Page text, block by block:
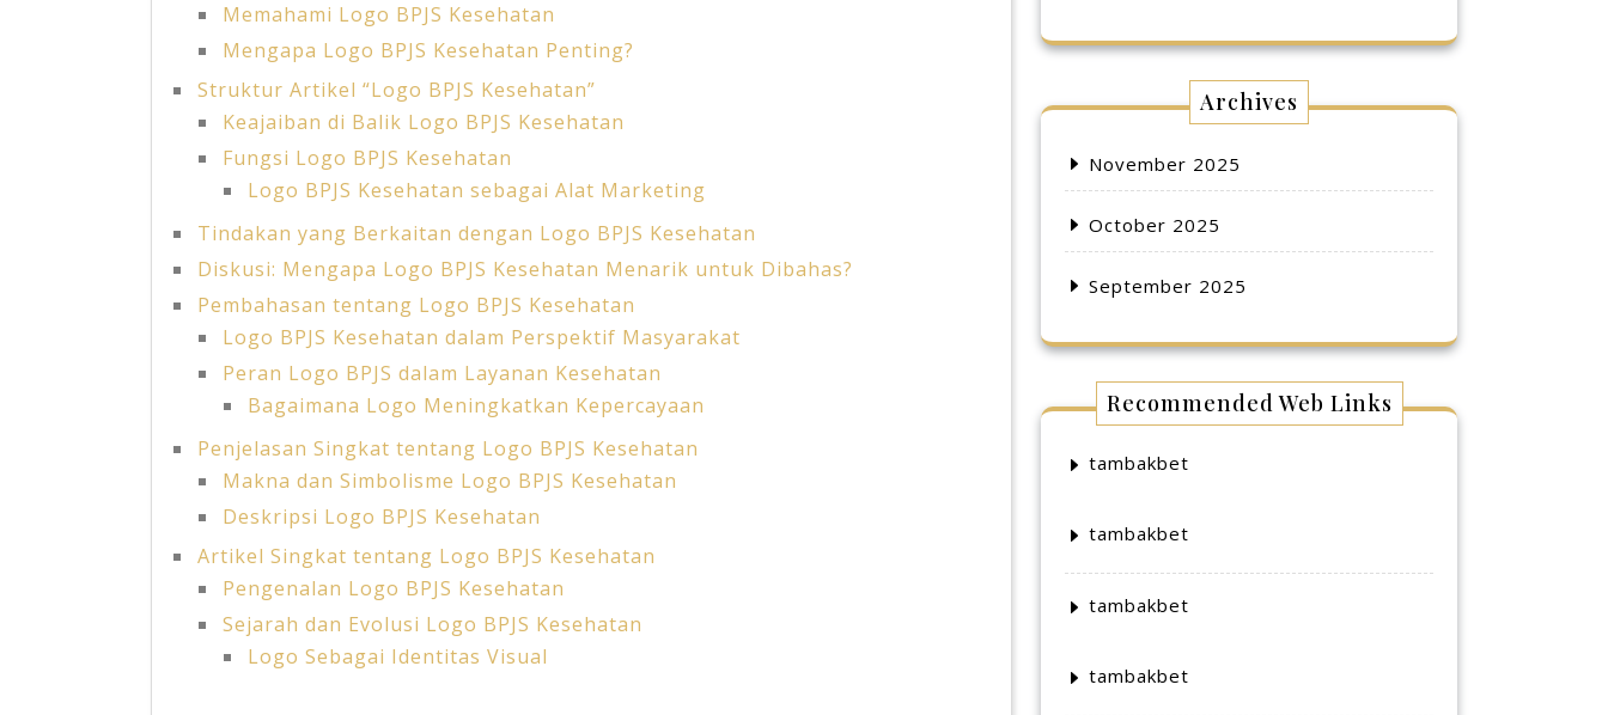
Memahami Logo BPJS Kesehatan
Mengapa Logo BPJS Kesehatan Penting?
Struktur Artikel “Logo BPJS Kesehatan”
Keajaiban di Balik Logo BPJS Kesehatan
Fungsi Logo BPJS Kesehatan
Logo BPJS Kesehatan sebagai Alat Marketing
Tindakan yang Berkaitan dengan Logo BPJS Kesehatan
Diskusi: Mengapa Logo BPJS Kesehatan Menarik untuk Dibahas?
Pembahasan tentang Logo BPJS Kesehatan
Logo BPJS Kesehatan dalam Perspektif Masyarakat
Peran Logo BPJS dalam Layanan Kesehatan
Bagaimana Logo Meningkatkan Kepercayaan
Penjelasan Singkat tentang Logo BPJS Kesehatan
Makna dan Simbolisme Logo BPJS Kesehatan
Deskripsi Logo BPJS Kesehatan
Artikel Singkat tentang Logo BPJS Kesehatan
Pengenalan Logo BPJS Kesehatan
Sejarah dan Evolusi Logo BPJS Kesehatan
Logo Sebagai Identitas Visual
Archives
November 2025
October 2025
September 2025
Recommended Web Links
tambakbet
tambakbet
tambakbet
tambakbet